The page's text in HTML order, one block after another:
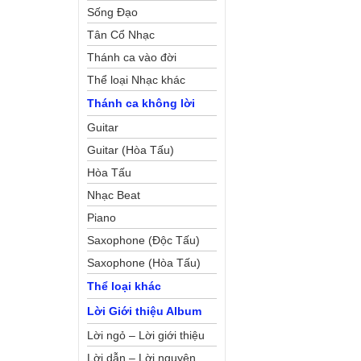
Sống Đạo
Tân Cổ Nhạc
Thánh ca vào đời
Thể loại Nhạc khác
Thánh ca không lời
Guitar
Guitar (Hòa Tấu)
Hòa Tấu
Nhạc Beat
Piano
Saxophone (Độc Tấu)
Saxophone (Hòa Tấu)
Thể loại khác
Lời Giới thiệu Album
Lời ngỏ – Lời giới thiệu
Lời dẫn – Lời nguyện